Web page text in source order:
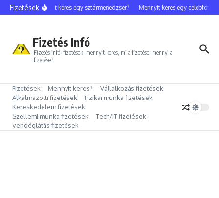
Ugrás a tartalomhoz
FizetésekMennyit keres egy sztármenedzser? Mennyit keres egy celebfotós?
Fizetés Infó
Fizetés infó, fizetések, mennyit keres, mi a fizetése, mennyi a
fizetése?
Fizetések Mennyit keres?
Vállalkozás fizetések
Alkalmazotti fizetések
Fizikai munka fizetések
Kereskedelem fizetések
Szellemi munka fizetések
Tech/IT fizetések
Vendéglátás fizetések